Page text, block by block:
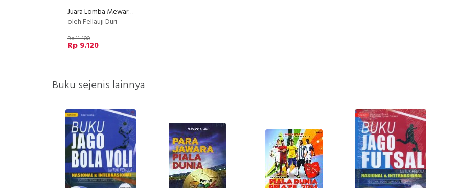
Juara Lomba Mewarnai Bintang Sepak Bola
oleh Fellauji Duri
Rp 11.400
Rp 9.120
Buku sejenis lainnya